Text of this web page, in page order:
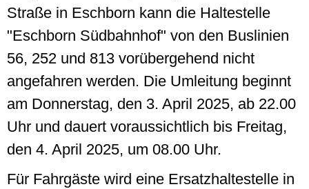
Straße in Eschborn kann die Haltestelle
"Eschborn Südbahnhof" von den Buslinien
56, 252 und 813 vorübergehend nicht
angefahren werden. Die Umleitung beginnt
am Donnerstag, den 3. April 2025, ab 22.00
Uhr und dauert voraussichtlich bis Freitag,
den 4. April 2025, um 08.00 Uhr.
Für Fahrgäste wird eine Ersatzhaltestelle in